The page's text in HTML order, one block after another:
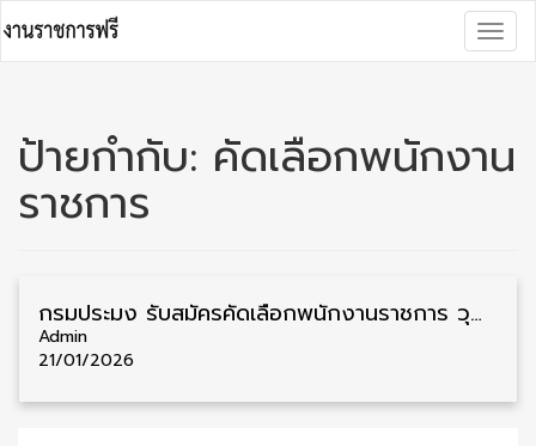
to
content
ป้ายกำกับ: คัดเลือกพนักงาน
ราชการ
กรมประมง รับสมัครคัดเลือกพนักงานราชการ วุฒิ ม.3/ม.6/ปวช. 6 อัตรา รับสมัคร 26 มกราคม – 3 กุมภาพันธ์
Admin
21/01/2026